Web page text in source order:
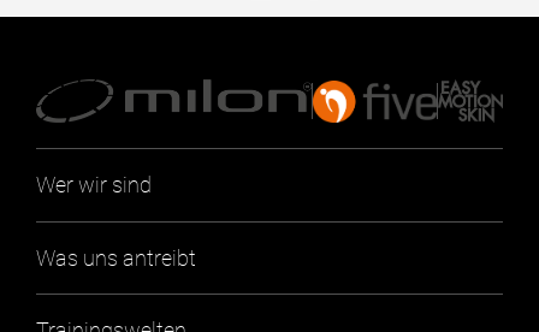
Wer wir sind
Was uns antreibt